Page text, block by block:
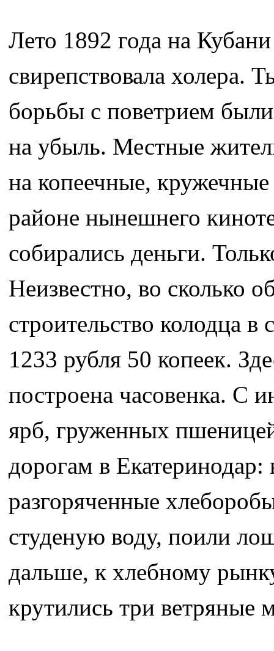
Лето 1892 года на
свирепствовала холера.
борьбы с поветрием
на убыль. Местные
на копеечные,
районе нынешнего
собирались деньги.
Неизвестно, во сколько
строительство колодца
1233 рубля 50 копеек.
построена часовенка. С
ярб, груженных
дорогам в
разгоряченные
студеную воду, поили
дальше, к хлебному
крутились три